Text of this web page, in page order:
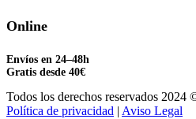
Online
Envíos en 24–48h
Gratis desde 40€
Todos los derechos reservados
Política de privacidad | Aviso Legal